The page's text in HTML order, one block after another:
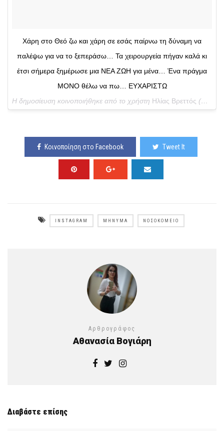
Χάρη στο Θεό ζω και χάρη σε εσάς παίρνω τη δύναμη να
παλέψω για να το ξεπεράσω… Τα χειρουργεία πήγαν καλά κι
έτσι σήμερα ξημέρωσε μια ΝΕΑ ΖΩΗ για μένα… Ένα πράγμα
ΜΟΝΟ θέλω να πω… ΕΥΧΑΡΙΣΤΩ
Η δημοσίευση κοινοποιήθηκε από το χρήστη Ηλίας Βρεττός (@vrettos_ilias) στις
Κοινοποίηση στο Facebook Tweet It
INSTAGRAM ΜΉΝΥΜΑ ΝΟΣΟΚΟΜΕΊΟ
Αρθρογράφος
Αθανασία Βογιάρη
Διαβάστε επίσης